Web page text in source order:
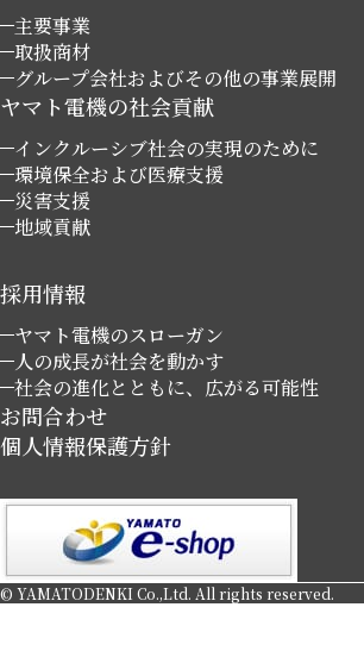
主要事業
取扱商材
グループ会社およびその他の事業展開
ヤマト電機の社会貢献
インクルーシブ社会の実現のために
環境保全および医療支援
災害支援
地域貢献
採用情報
ヤマト電機のスローガン
人の成長が社会を動かす
社会の進化とともに、広がる可能性
お問合わせ
個人情報保護方針
© YAMATODENKI Co.,Ltd. All rights reserved.